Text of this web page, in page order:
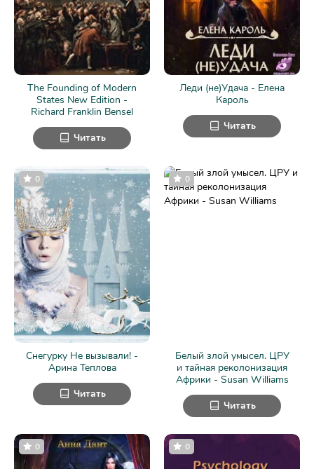
The Founding of Modern
States New Edition -
Richard Franklin Bensel
Читать
Леди (не)Удача - Елена
Кароль
Читать
Снегурку Не вызывали! -
Арина Теплова
0
Читать
Белый злой умысел. ЦРУ
и тайная реколонизация
Африки - Susan Williams
0
Читать
0 0